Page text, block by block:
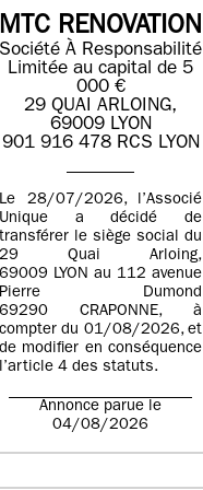
MTC RENOVATION
Société À Responsabilité
Limitée au capital de 5
000 €
29 QUAI ARLOING,
69009 LYON
901 916 478 RCS LYON
Le 28/07/2026, l’Associé
Unique a décidé de
transférer le siège social du
29 Quai Arloing,
69009 LYON au 112 avenue
Pierre Dumond
69290 CRAPONNE, à
compter du 01/08/2026, et
de modifier en conséquence
l’article 4 des statuts.
Annonce parue le
04/08/2026